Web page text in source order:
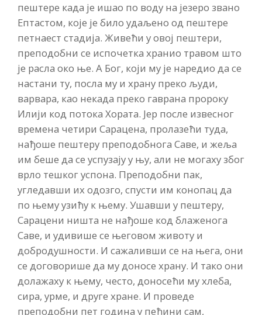
пештере када је ишао по воду на језеро звано
Ептастом, које је било удаљено од пештере
петнаест стадија. Живећи у овој пештери,
преподобни се испочетка хранио травом што
је расла око ње. А Бог, који му је наредио да се
настани ту, посла му и храну преко људи,
варвара, као некада преко гаврана пророку
Илији код потока Хората. Јер после извесног
времена четири Сарацена, пролазећи туда,
нађоше пештеру преподобнога Саве, и жеља
им беше да се успузају у њу, али не могаху због
врло тешког успона. Преподобни пак,
угледавши их одозго, спусти им конопац да
по њему узићу к њему. Ушавши у пештеру,
Сарацени ништа не нађоше код блаженога
Саве, и удивише се његовом животу и
добродушности. И сажаливши се на њега, они
се договорише да му доносе храну. И тако они
долажаху к њему, често, доносећи му хлеба,
сира, урме, и друге хране. И проведе
преподобни пет година у пећини сам,